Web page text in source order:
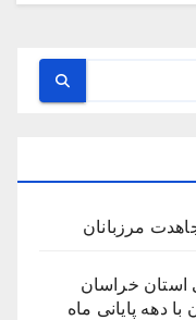
مرزبانان
استان خراسان
دهه پایانی ماه